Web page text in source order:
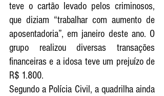
teve o cartão levado pelos criminosos,
que diziam “trabalhar com aumento de
aposentadoria”, em janeiro deste ano. O
grupo realizou diversas transações
financeiras e a idosa teve um prejuízo de
R$ 1.800.
Segundo a Polícia Civil, a quadrilha ainda